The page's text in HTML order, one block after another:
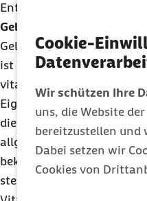
Cookie-
Wir schützen Ihre
uns, die Website der
bereitzustellen und
Dabei setzen wir
Cookies von
Entzündungen.
Gelée Royale – Der
Gelée Royale, das
ist reich an Nährstoffen
vitalisierenden und
Eigenschaften geschätzt.
die gallertartige Masse
allgemeine Gesundheit zu
bekämpfen und die
steigern. Es enthält eine